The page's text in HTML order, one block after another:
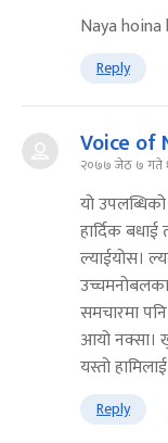
Naya
Reply
Voice of
२०७७ जेठ ७ गते
यो
हार्दिक
ल्याईयोस।
समचारमा
आयो नक्सा।
यस्तो
Reply